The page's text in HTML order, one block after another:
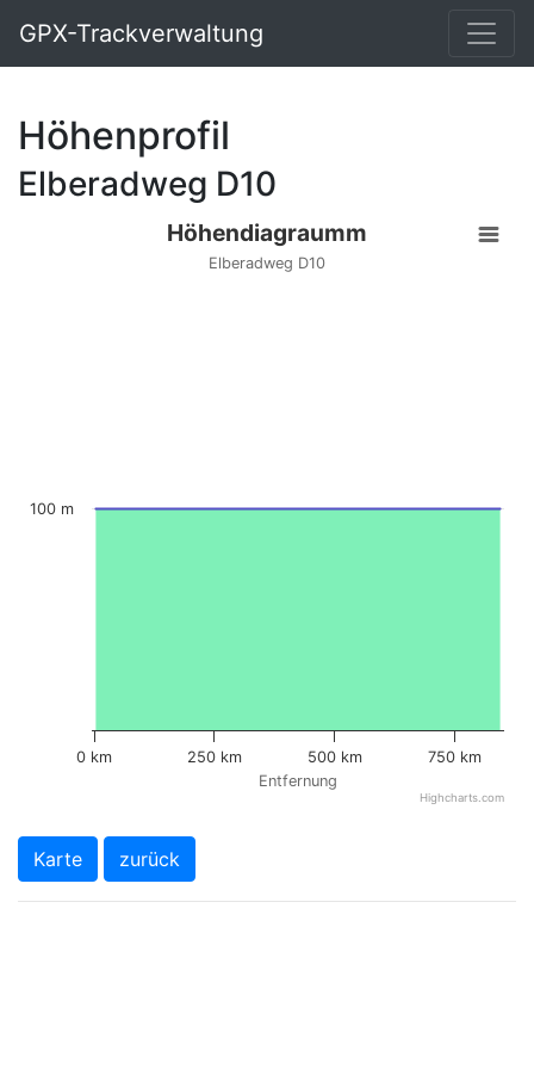
GPX-Trackverwaltung
Höhenprofil
Elberadweg D10
Entfernung
Höhendiagraumm
Elberadweg D10
0 km 250 km 500 km 750 km
100 m
Highcharts.com
Karte zurück